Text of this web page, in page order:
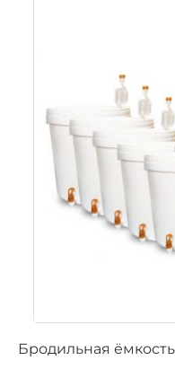
Бродильная